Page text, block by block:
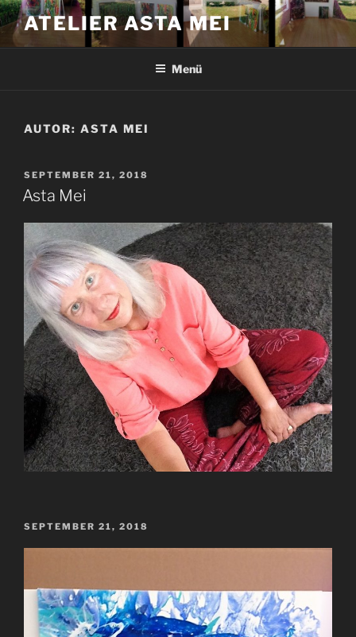
Zum
Inhalt
springen
ATELIER ASTA MEI
Menü
AUTOR: ASTA MEI
VERÖFFENTLICHT
AM
SEPTEMBER 21, 2018
Asta Mei
VERÖFFENTLICHT
SEPTEMBER 21, 2018